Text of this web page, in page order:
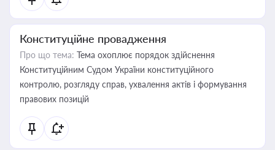
Конституційне провадження
Про що тема: Тема охоплює порядок здійснення
Конституційним Судом України конституційного
контролю, розгляду справ, ухвалення актів і формування
правових позицій